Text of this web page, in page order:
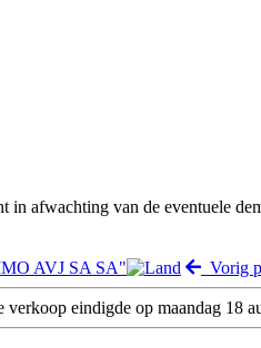
afwachting van de eventuele
AVJ SA SA"
Vorig
verkoop eindigde op maandag 18